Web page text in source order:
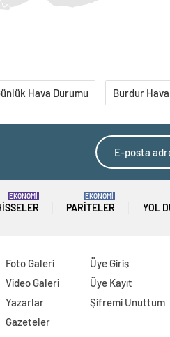
Hava Durumu Burdur
EKONOMİ
PARITELER
EKONOMİ
YOL
Foto Galeri
Video Galeri
Yazarlar
Gazeteler
Üye Giriş
Üye Kayıt
Şifremi Unuttum